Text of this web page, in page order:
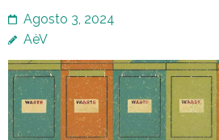
Agosto 3, 2024
AèV